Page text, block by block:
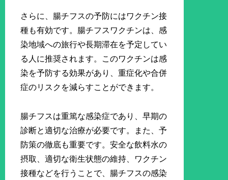
さらに、腸チフスの予防にはワクチン接
種も有効です。腸チフスワクチンは、感
染地域への旅行や長期滞在を予定してい
る人に推奨されます。このワクチンは感
染を予防する効果があり、重症化や合併
症のリスクを減らすことができます。
腸チフスは重篤な感染症であり、早期の
診断と適切な治療が必要です。また、予
防策の徹底も重要です。安全な飲料水の
摂取、適切な衛生状態の維持、ワクチン
接種などを行うことで、腸チフスの感染